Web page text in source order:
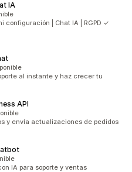
IA
configuración | Chat IA | RGPD ✓
al instante y haz crecer tu
API
y envía actualizaciones de pedidos
IA para soporte y ventas